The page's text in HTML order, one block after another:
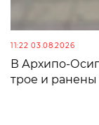
11:22 03.08.2026
В Архипо-
трое и ранены